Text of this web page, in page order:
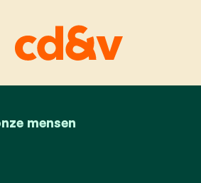
mensen